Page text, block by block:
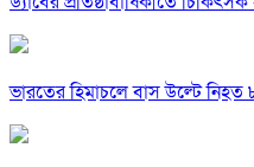
ভারতের হিমাচলে বাস উল্টে